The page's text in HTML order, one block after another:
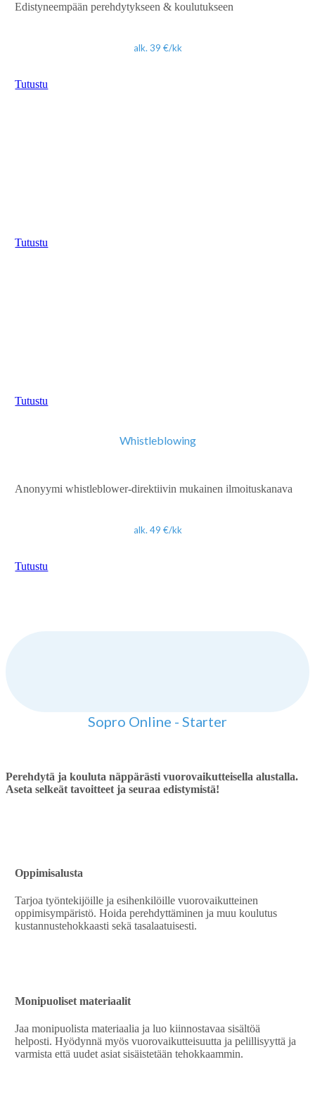
Edistyneempään perehdytykseen & koulutukseen
alk. 39 €/kk
Tutustu
Tutustu
Tutustu
Whistleblowing
Anonyymi whistleblower-direktiivin mukainen ilmoituskanava
alk. 49 €/kk
Tutustu
Sopro Online - Starter
Perehdytä ja kouluta näppärästi vuorovaikutteisella alustalla.
Aseta selkeät tavoitteet ja seuraa edistymistä!
Oppimisalusta
Tarjoa työntekijöille ja esihenkilöille vuorovaikutteinen
oppimisympäristö. Hoida perehdyttäminen ja muu koulutus
kustannustehokkaasti sekä tasalaatuisesti.
Monipuoliset materiaalit
Jaa monipuolista materiaalia ja luo kiinnostavaa sisältöä
helposti. Hyödynnä myös vuorovaikutteisuutta ja pelillisyyttä ja
varmista että uudet asiat sisäistetään tehokkaammin.